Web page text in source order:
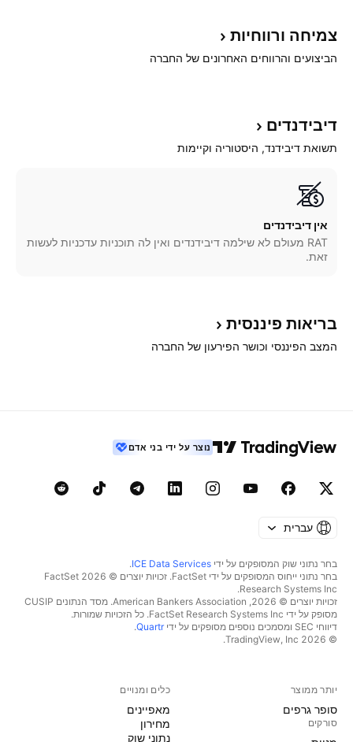
צמיחה ורווחיות
הביצועים והרווחים האחרונים של החברה
דיבידנדים
תשואת דיבידנד, היסטוריה וקיימות
אין דיבידנדים
RAT מעולם לא שילמה דיבידנדים ואין לה תוכניות עדכניות לעשות
זאת.
בריאות פיננסית
המצב הפיננסי וכושר הפירעון של החברה
נוצר על ידי בני אדם
עברית
בחר נתוני שוק המסופקים על ידי ICE Data Services
.
בחר נתוני ייחוס המסופקים על ידי FactSet. זכויות יוצרים © 2026 ‏FactSet
Research Systems Inc.‏
זכויות יוצרים © 2026, ‏American Bankers Association. מסד הנתונים CUSIP
מסופק על ידי FactSet Research Systems Inc. כל הזכויות שמורות.
דיווחי SEC ומסמכים נוספים מסופקים על ידי
Quartr
.
© 2026 ‏TradingView, Inc.‏
יותר ממוצר
סופר גרפים
סורקים
כלים ומנויים
מאפיינים
מחירון
נתוני שוק